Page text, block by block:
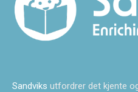
Sandviks utfordrer det kjente